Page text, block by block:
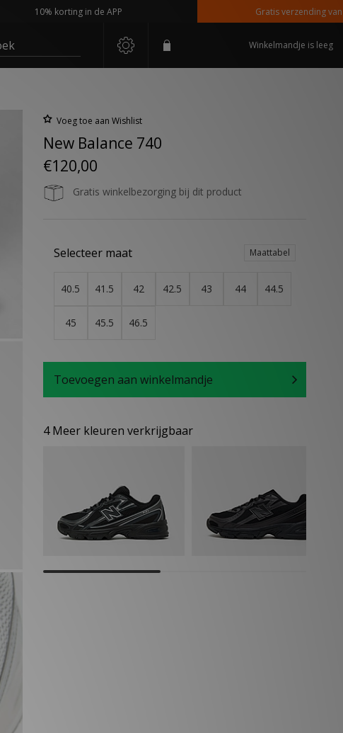
10% korting in de APP Gratis verzending vanaf
Winkelmandje is leeg
Voeg toe aan Wishlist
New Balance 740
€120,00
Gratis winkelbezorging bij dit product
Selecteer maat Maattabel
40.5 41.5 42 42.5 43 44 44.5
45 45.5 46.5
Toevoegen aan winkelmandje
4 Meer kleuren verkrijgbaar